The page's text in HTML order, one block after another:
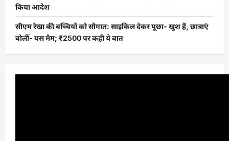
किया आदेश
सीएम रेखा की बच्चियों को सौगात: साइकिल देकर पूछा- खुश हैं, छात्राएं
बोलीं- यस मैम; ₹2500 पर कही ये बात